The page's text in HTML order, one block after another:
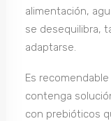
alimentación,
se desequilibra,
adaptarse.
Es
contenga
con prebióticos